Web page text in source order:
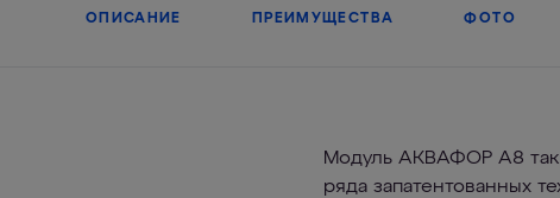
ОПИСАНИЕ ПРЕИМУЩЕСТВА ФОТО
Модуль АКВАФОР А8
ряда запатентованных